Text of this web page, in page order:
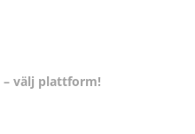
– välj plattform!